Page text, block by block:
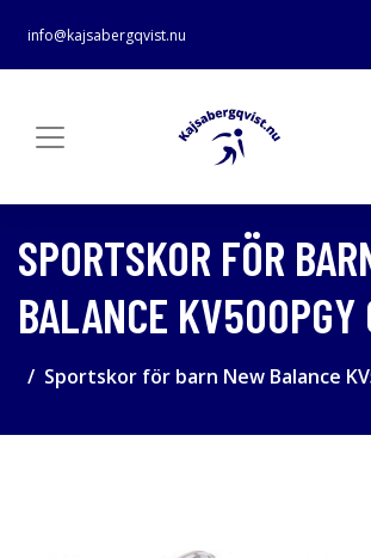
info@kajsabergqvist.nu
SPORTSKOR FÖR
BALANCE KV500PGY
Sportskor för barn New Balance